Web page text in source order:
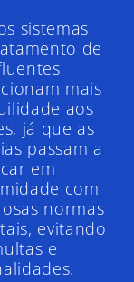
sistemas
de
mais
aos
já que as
passam a
em
com
normas
evitando
e